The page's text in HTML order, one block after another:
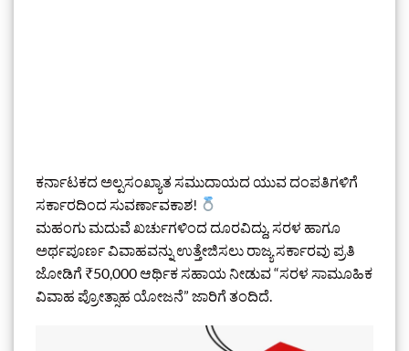
ಕರ್ನಾಟಕದ ಅಲ್ಪಸಂಖ್ಯಾತ ಸಮುದಾಯದ ಯುವ ದಂಪತಿಗಳಿಗೆ
ಸರ್ಕಾರದಿಂದ ಸುವರ್ಣಾವಕಾಶ!
ಮಹಂಗು ಮದುವೆ ಖರ್ಚುಗಳಿಂದ ದೂರವಿದ್ದು, ಸರಳ ಹಾಗೂ
ಅರ್ಥಪೂರ್ಣ ವಿವಾಹವನ್ನು ಉತ್ತೇಜಿಸಲು ರಾಜ್ಯ ಸರ್ಕಾರವು ಪ್ರತಿ
ಜೋಡಿಗೆ ₹50,000 ಆರ್ಥಿಕ ಸಹಾಯ ನೀಡುವ “ಸರಳ ಸಾಮೂಹಿಕ
ವಿವಾಹ ಪ್ರೋತ್ಸಾಹ ಯೋಜನೆ” ಜಾರಿಗೆ ತಂದಿದೆ.